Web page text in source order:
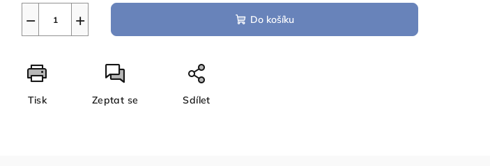
+
− Do košíku
Tisk Zeptat se Sdílet